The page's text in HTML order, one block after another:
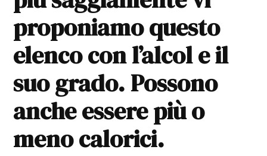
proponiamo questo
elenco con l’alcol e il
suo grado. Possono
anche essere più o
meno calorici.